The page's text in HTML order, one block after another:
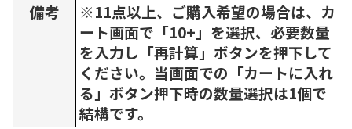
備考
※11点以上、ご購入希望の場合は、カ
ート画面で「10+」を選択、必要数量
を入力し「再計算」ボタンを押下して
ください。当画面での「カートに入れ
る」ボタン押下時の数量選択は1個で
結構です。